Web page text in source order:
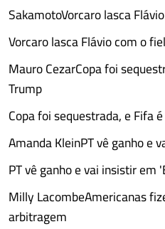
SakamotoVorcaro lasca
Vorcaro lasca Flávio com o
Mauro CezarCopa foi
Trump
Copa foi sequestrada, e Fifa
Amanda KleinPT vê ganho e
PT vê ganho e vai insistir em
Milly LacombeAmericanas
arbitragem